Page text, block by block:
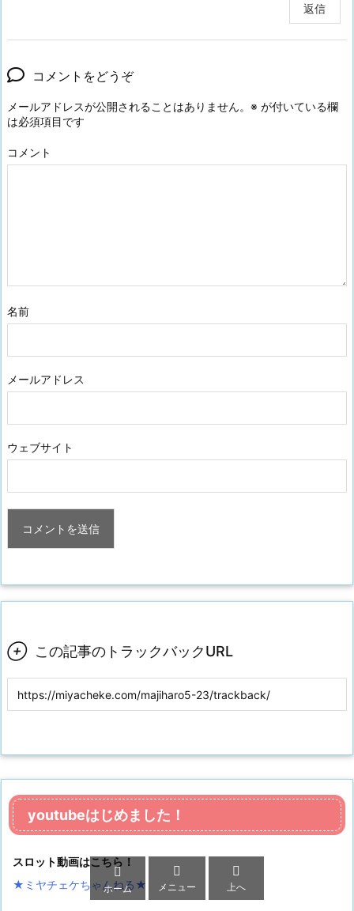
返信
コメントをどうぞ
メールアドレスが公開されることはありません。 ※ が付いている欄
は必須項目です
コメント
名前
メールアドレス
ウェブサイト
 この記事のトラックバックURL
youtubeはじめました！
スロット動画はこちら！
★ミヤチェケちゃんねる ★

ホーム

メニュー

上へ